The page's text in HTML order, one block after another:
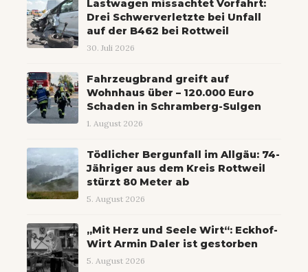
Lastwagen missachtet Vorfahrt:
Drei Schwerverletzte bei Unfall
auf der B462 bei Rottweil
30. Juli 2026
Fahrzeugbrand greift auf
Wohnhaus über – 120.000 Euro
Schaden in Schramberg-Sulgen
1. August 2026
Tödlicher Bergunfall im Allgäu: 74-
Jähriger aus dem Kreis Rottweil
stürzt 80 Meter ab
5. August 2026
„Mit Herz und Seele Wirt“: Eckhof-
Wirt Armin Daler ist gestorben
5. August 2026